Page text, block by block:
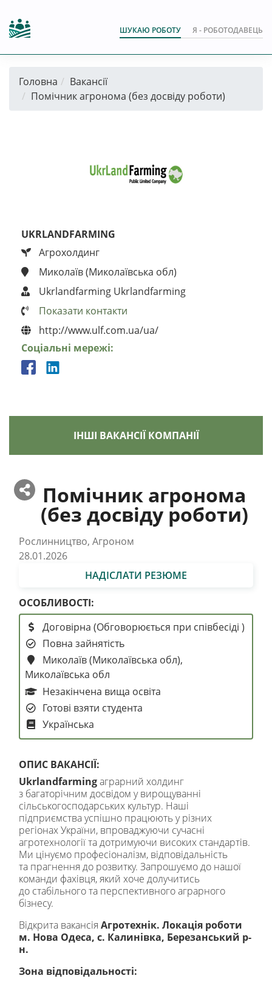
ШУКАЮ РОБОТУ Я - РОБОТОДАВЕЦЬ
Головна
Вакансії
Помічник агронома (без досвіду роботи)
UKRLANDFARMING
Агрохолдинг
Миколаїв (Миколаївська обл)
Ukrlandfarming Ukrlandfarming
Показати контакти
http://www.ulf.com.ua/ua/
Соціальні мережі:
ІНШІ ВАКАНСІЇ КОМПАНІЇ
Помічник агронома
(без досвіду роботи)
Рослинництво, Агроном
28.01.2026
НАДІСЛАТИ РЕЗЮМЕ
ОСОБЛИВОСТІ:
Договірна (Обговорюється при співбесіді )
Повна зайнятість
Миколаїв (Миколаївська обл),
Миколаївська обл
Незакінчена вища освіта
Готові взяти студента
Українська
ОПИС ВАКАНСІЇ:
Ukrlandfarmingаграрний холдинг
з багаторічним досвідом у вирощуванні
сільськогосподарських культур. Наші
підприємства успішно працюють у різних
регіонах України, впроваджуючи сучасні
агротехнології та дотримуючи високих стандартів.
Ми цінуємо професіоналізм, відповідальність
та прагнення до розвитку. Запрошуємо до нашої
команди фахівця, який хоче долучитись
до стабільного та перспективного аграрного
бізнесу.
Відкрита вакансія Агротехнік. Локація роботи
м. Нова Одеса, с. Калинівка, Березанський р-
н.
Зона відповідальності: